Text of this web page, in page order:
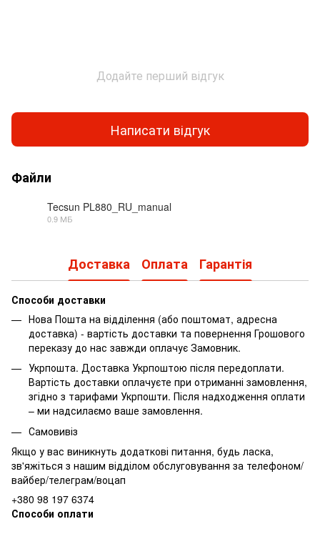
Додайте перший відгук
Написати відгук
Файли
Tecsun PL880_RU_manual
0.9 МБ
Доставка Оплата Гарантія
Способи доставки
Нова Пошта на відділення (або поштомат, адресна
доставка) - вартість доставки та повернення Грошового
переказу до нас завжди оплачує Замовник.
Укрпошта. Доставка Укрпоштою після передоплати.
Вартість доставки оплачуєте при отриманні замовлення,
згідно з тарифами Укрпошти. Після надходження оплати
– ми надсилаємо ваше замовлення.
Самовивіз
Якщо у вас виникнуть додаткові питання, будь ласка,
зв'яжіться з нашим відділом обслуговування за телефоном/
вайбер/телеграм/воцап
+380 98 197 6374
Способи оплати